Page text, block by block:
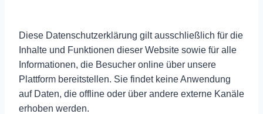
Diese Datenschutzerklärung gilt ausschließlich für die
Inhalte und Funktionen dieser Website sowie für alle
Informationen, die Besucher online über unsere
Plattform bereitstellen. Sie findet keine Anwendung
auf Daten, die offline oder über andere externe Kanäle
erhoben werden.